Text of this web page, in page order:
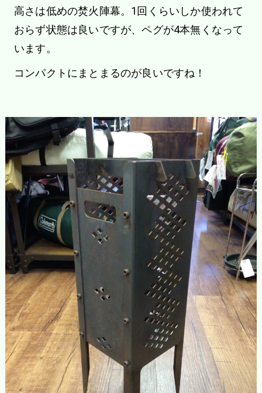
高さは低めの焚火陣幕。1回くらいしか使われて
おらず状態は良いですが、ペグが4本無くなって
います。
コンパクトにまとまるのが良いですね！